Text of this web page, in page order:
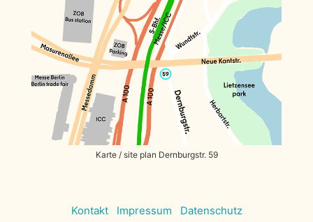
Karte / site plan Dernburgstr. 59
Kontakt Impressum Datenschutz